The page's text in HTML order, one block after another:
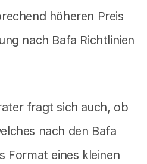
höheren Preis
nach Bafa Richtlinien
fragt sich auch, ob
nach den Bafa
Format eines kleinen